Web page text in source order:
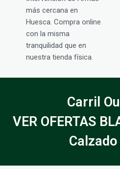
más cercana en
Huesca. Compra online
con la misma
tranquilidad que en
nuestra tienda física.
Carril
VER OFERTAS